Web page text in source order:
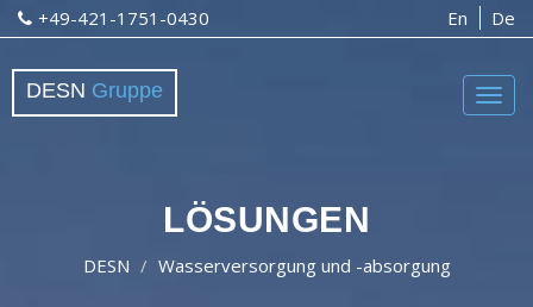
+49-421-1751-0430 En De
DESN Gruppe
LÖSUNGEN
DESN Wasserversorgung und -absorgung